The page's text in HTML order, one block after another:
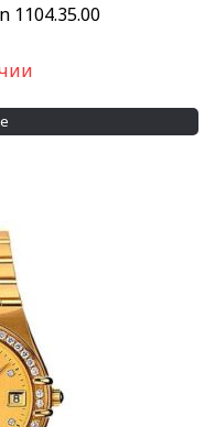
1104.35.00